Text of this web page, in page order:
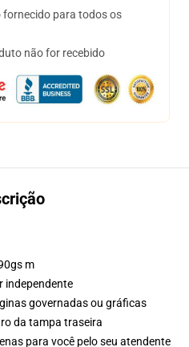
para todos os
não for recebido
m
independente
governadas ou gráficas
da tampa traseira
para você pelo seu atendente